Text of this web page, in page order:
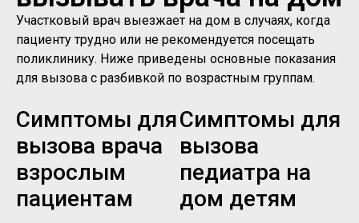
Участковый врач выезжает на дом в случаях, когда
пациенту трудно или не рекомендуется посещать
поликлинику. Ниже приведены основные показания
для вызова с разбивкой по возрастным группам.
Симптомы для
вызова врача
взрослым
пациентам
Симптомы для
вызова
педиатра на
дом детям